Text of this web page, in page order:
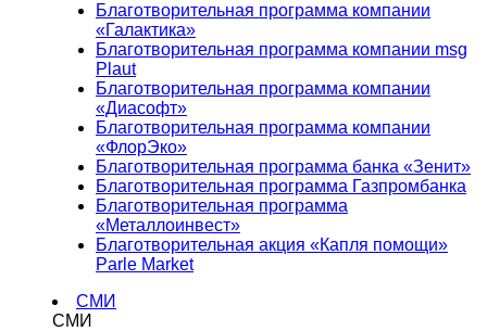
Благотворительная программа компании
«Галактика»
Благотворительная программа компании msg
Plaut
Благотворительная программа компании
«Диасофт»
Благотворительная программа компании
«ФлорЭко»
Благотворительная программа банка «Зенит»
Благотворительная программа Газпромбанка
Благотворительная программа
«Металлоинвест»
Благотворительная акция «Капля помощи»
Parle Market
СМИ
СМИ